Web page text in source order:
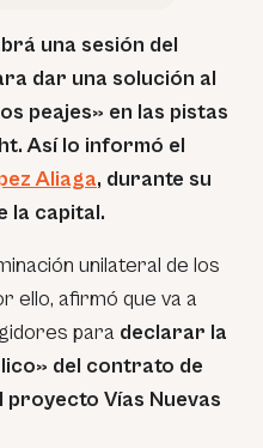
una sesión del
dar una solución al
peajes» en las pistas
Así lo informó el
Aliaga, durante su
la capital.
unilateral de los
ello, afirmó que va a
para declarar la
del contrato de
Vías Nuevas